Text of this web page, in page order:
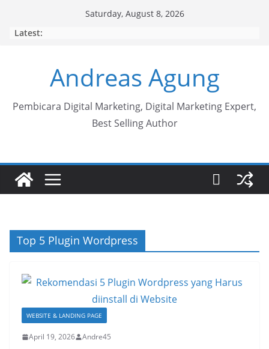
Saturday, August 8, 2026
Latest:
Andreas Agung
Pembicara Digital Marketing, Digital Marketing Expert,
Best Selling Author
Top 5 Plugin Wordpress
WEBSITE & LANDING PAGE
April 19, 2026 Andre45